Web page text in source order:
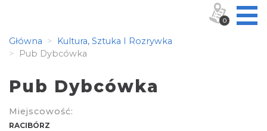
Główna
Kultura, Sztuka I Rozrywka
Pub Dybcówka
Pub Dybcówka
Miejscowość:
RACIBÓRZ
0